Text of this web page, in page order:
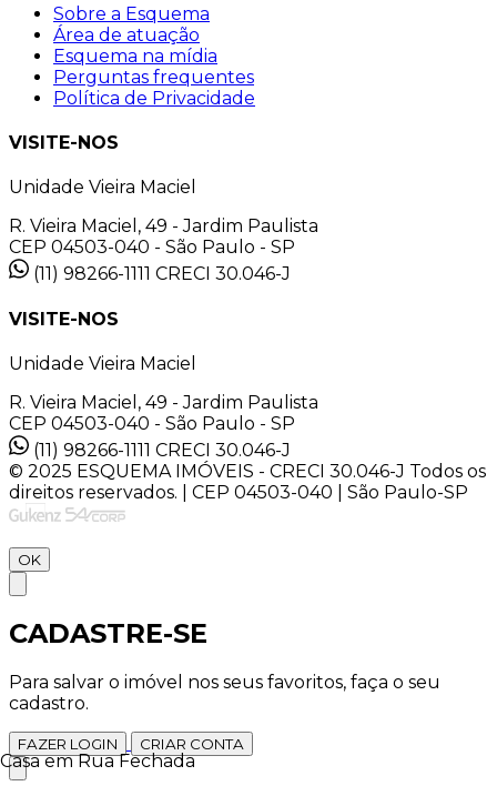
Casa em Rua Fechada
Sobre a Esquema
Área de atuação
Esquema na mídia
Perguntas frequentes
Política de Privacidade
VISITE-NOS
Unidade Vieira Maciel
R. Vieira Maciel, 49 - Jardim Paulista
CEP 04503-040 - São Paulo - SP
(11) 98266-1111 CRECI 30.046-J
VISITE-NOS
Unidade Vieira Maciel
R. Vieira Maciel, 49 - Jardim Paulista
CEP 04503-040 - São Paulo - SP
(11) 98266-1111 CRECI 30.046-J
© 2025 ESQUEMA IMÓVEIS - CRECI 30.046-J Todos os
direitos reservados. | CEP 04503-040 | São Paulo-SP
OK
CADASTRE-SE
Para salvar o imóvel nos seus favoritos, faça o seu
cadastro.
FAZER LOGIN CRIAR CONTA